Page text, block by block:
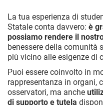
La tua esperienza di
Statale conta davvero: è
possiamo rendere il
benessere della comunità
più vicino alle esigenze di
Puoi essere coinvolto in
rappresentanza in organi,
osservatori, ma anche
di supporto e tutela